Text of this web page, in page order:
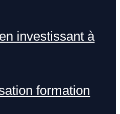
investissant à
formation